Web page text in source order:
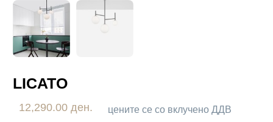
LICATO
12,290.00 ден. цените се со вклучено ДДВ